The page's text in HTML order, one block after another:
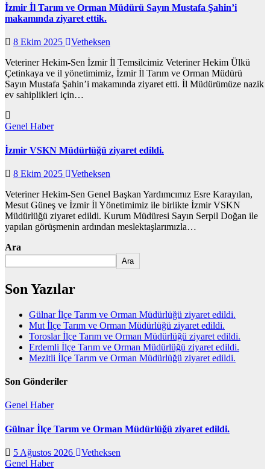
İzmir İl Tarım ve Orman Müdürü Sayın Mustafa Şahin’i
makamında ziyaret ettik.
8 Ekim 2025
Vetheksen
Veteriner Hekim-Sen İzmir İl Temsilcimiz Veteriner Hekim Ülkü
Çetinkaya ve il yönetimimiz, İzmir İl Tarım ve Orman Müdürü
Sayın Mustafa Şahin’i makamında ziyaret etti. İl Müdürümüze nazik
ev sahiplikleri için…
Genel Haber
İzmir VSKN Müdürlüğü ziyaret edildi.
8 Ekim 2025
Vetheksen
Veteriner Hekim-Sen Genel Başkan Yardımcımız Esre Karayılan,
Mesut Güneş ve İzmir İl Yönetimimiz ile birlikte İzmir VSKN
Müdürlüğü ziyaret edildi. Kurum Müdüresi Sayın Serpil Doğan ile
yapılan görüşmenin ardından meslektaşlarımızla…
Ara
Ara
Son Yazılar
Gülnar İlçe Tarım ve Orman Müdürlüğü ziyaret edildi.
Mut İlçe Tarım ve Orman Müdürlüğü ziyaret edildi.
Toroslar İlçe Tarım ve Orman Müdürlüğü ziyaret edildi.
Erdemli İlçe Tarım ve Orman Müdürlüğü ziyaret edildi.
Mezitli İlçe Tarım ve Orman Müdürlüğü ziyaret edildi.
Son Gönderiler
Genel Haber
Gülnar İlçe Tarım ve Orman Müdürlüğü ziyaret edildi.
5 Ağustos 2026
Vetheksen
Genel Haber